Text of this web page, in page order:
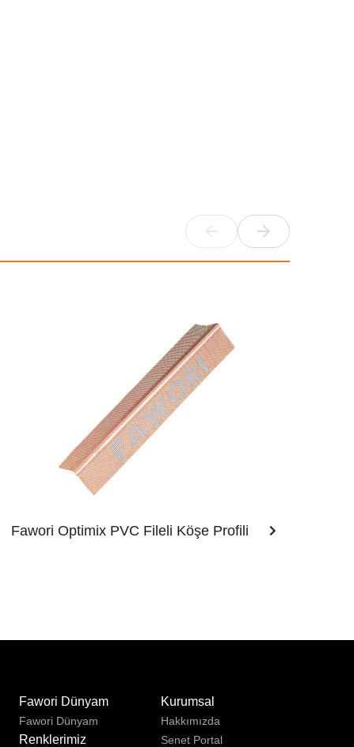
Fawori Optimix PVC Fileli Köşe Profili
Fawori Dünyam
Fawori Dünyam
Renklerimiz
Kurumsal
Hakkımızda
Senet Portal